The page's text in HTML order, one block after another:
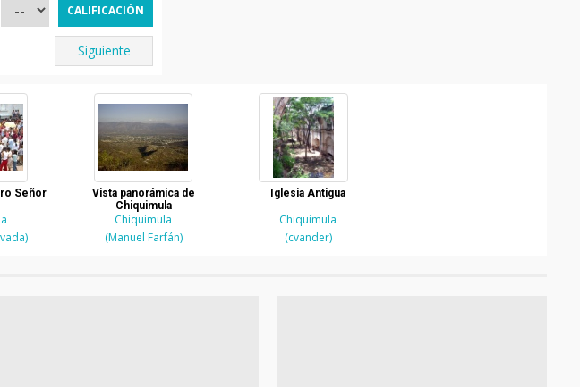
Siguiente
Señor
Vista panorámica de
Chiquimula
Chiquimula
(Manuel Farfán)
Iglesia Antigua
Chiquimula
(cvander)